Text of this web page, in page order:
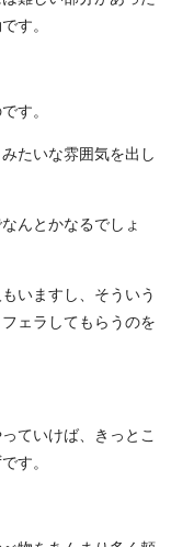
す。
す。
たいな雰囲気を出し
んとかなるでしょ
いますし、そういう
ェラしてもらうのを
ていけば、きっとこ
す。